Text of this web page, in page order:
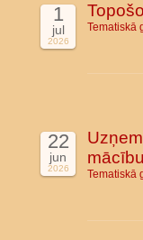
1
jul
2026
Tematiskā
22
jun
2026 Tematiskā